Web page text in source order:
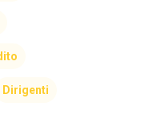
Dirigenti